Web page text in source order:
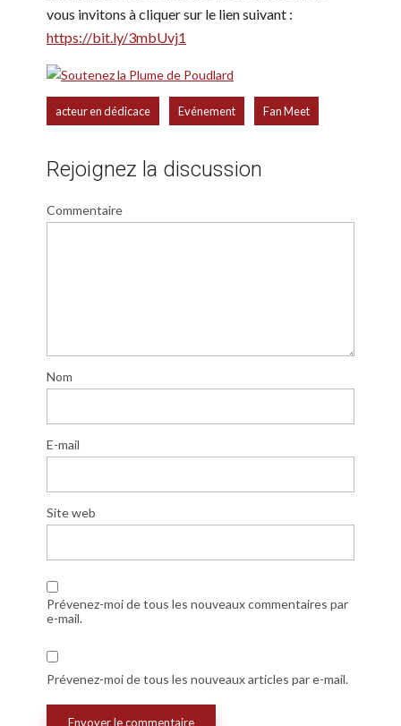
vous invitons à cliquer sur le lien suivant :
https://bit.ly/3mbUvj1
acteur en dédicace Evénement Fan Meet
Rejoignez la discussion
Commentaire
Nom
E-mail
Site web
Prévenez-moi de tous les nouveaux commentaires par
e-mail.
Prévenez-moi de tous les nouveaux articles par e-mail.